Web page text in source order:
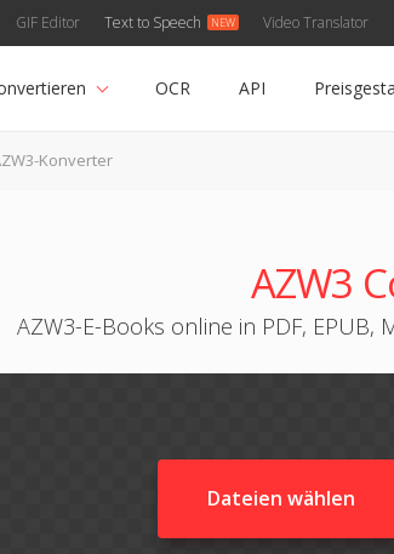
GIF Editor Text to Speech Video Translator
OCR API
Konverter
AZW3
AZW3-E-Books online in PDF,
Dateien wählen